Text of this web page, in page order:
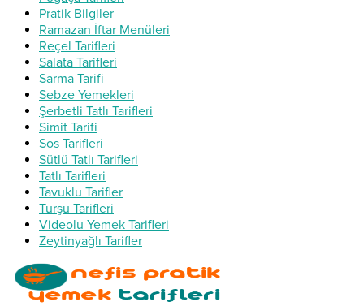
Pratik Bilgiler
Ramazan İftar Menüleri
Reçel Tarifleri
Salata Tarifleri
Sarma Tarifi
Sebze Yemekleri
Şerbetli Tatlı Tarifleri
Simit Tarifi
Sos Tarifleri
Sütlü Tatlı Tarifleri
Tatlı Tarifleri
Tavuklu Tarifler
Turşu Tarifleri
Videolu Yemek Tarifleri
Zeytinyağlı Tarifler